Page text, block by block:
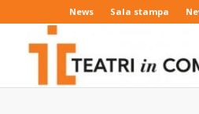
News Sala stampa